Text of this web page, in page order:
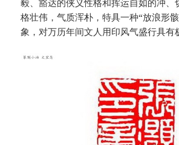
格壮伟，气质浑朴，特具一种“放浪形
象，对万历年间文人用印风气盛行具有